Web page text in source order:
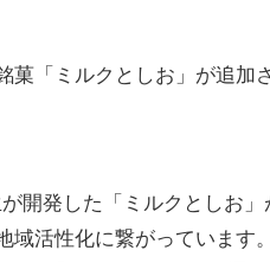
「ミルクとしお」が追加
開発した「ミルクとしお」
活性化に繋がっています。